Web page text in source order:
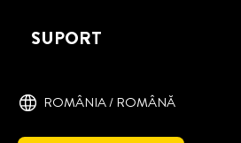
SUPORT
ROMÂNIA / ROMÂNĂ